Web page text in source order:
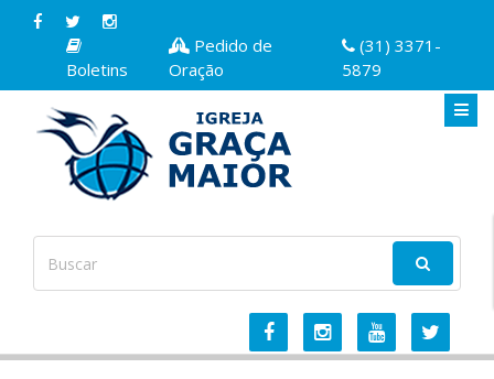
Boletins
Pedido de
Oração
(31) 3371-
5879